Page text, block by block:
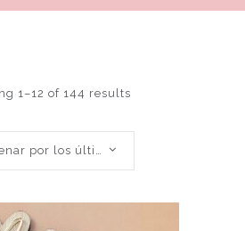
1–12 of 144 results
Ordenar por los últimos